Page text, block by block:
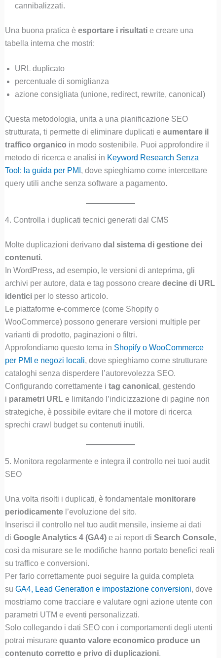
cannibalizzati.
Una buona pratica è esportare i risultatie creare una
tabella interna che mostri:
URL duplicato
percentuale di somiglianza
azione consigliata (unione, redirect, rewrite, canonical)
Questa metodologia, unita a una pianificazione SEO
strutturata, ti permette di eliminare duplicati e aumentare il
traffico organico in modo sostenibile. Puoi approfondire il
metodo di ricerca e analisi in Keyword Research Senza
Tool: la guida per PMI , dove spieghiamo come intercettare
query utili anche senza software a pagamento.
4. Controlla i duplicati tecnici generati dal CMS
Molte duplicazioni derivano dal sistema di gestione dei
contenuti.
In WordPress, ad esempio, le versioni di anteprima, gli
archivi per autore, data e tag possono creare decine di URL
identiciper lo stesso articolo.
Le piattaforme e-commerce (come Shopify o
WooCommerce) possono generare versioni multiple per
varianti di prodotto, paginazioni o filtri.
Approfondiamo questo tema in Shopify o WooCommerce
per PMI e negozi locali, dove spieghiamo come strutturare
cataloghi senza disperdere l’autorevolezza SEO.
Configurando correttamente i tag canonical , gestendo
i parametri URLe limitando l’indicizzazione di pagine non
strategiche, è possibile evitare che il motore di ricerca
sprechi crawl budget su contenuti inutili.
5. Monitora regolarmente e integra il controllo nei tuoi audit
SEO
Una volta risolti i duplicati, è fondamentale monitorare
periodicamentel’evoluzione del sito.
Inserisci il controllo nel tuo audit mensile, insieme ai dati
di Google Analytics 4 (GA4)e ai report di Search Console,
così da misurare se le modifiche hanno portato benefici reali
su traffico e conversioni.
Per farlo correttamente puoi seguire la guida completa
su GA4, Lead Generation e impostazione conversioni, dove
mostriamo come tracciare e valutare ogni azione utente con
parametri UTM e eventi personalizzati.
Solo collegando i dati SEO con i comportamenti degli utenti
potrai misurare quanto valore economico produce un
contenuto corretto e privo di duplicazioni.